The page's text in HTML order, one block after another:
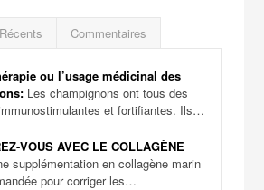
Récents Commentaires
ou l’usage médicinal des
Les champignons ont tous des
et fortifiantes. Ils…
VOUS AVEC LE COLLAGÈNE
supplémentation en collagène marin
pour corriger les…